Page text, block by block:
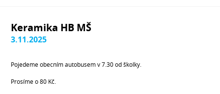
Keramika HB MŠ
3.11.2025
Pojedeme obecním autobusem v 7.30 od školky.
Prosíme o 80 Kč.